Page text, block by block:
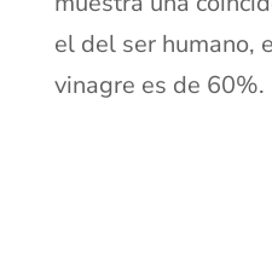
el del ser humano,
vinagre es de 60%.